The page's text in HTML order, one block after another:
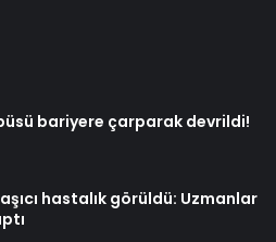
bariyere çarparak devrildi!
hastalık görüldü: Uzmanlar